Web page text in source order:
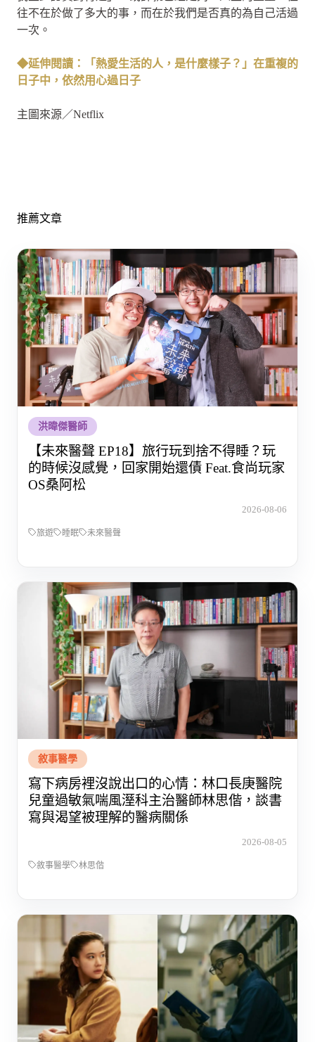
往不在於做了多大的事，而在於我們是否真的為自己活過
一次。
◆延伸閱讀：「熱愛生活的人，是什麼樣子？」在重複的
日子中，依然用心過日子
主圖來源／Netflix
推薦文章
洪暐傑醫師
【未來醫聲 EP18】旅行玩到捨不得睡？玩
的時候沒感覺，回家開始還債 Feat.食尚玩家
OS桑阿松
2026-08-06
旅遊 睡眠 未來醫聲
敘事醫學
寫下病房裡沒說出口的心情：林口長庚醫院
兒童過敏氣喘風溼科主治醫師林思偕，談書
寫與渴望被理解的醫病關係
2026-08-05
敘事醫學 林思偕